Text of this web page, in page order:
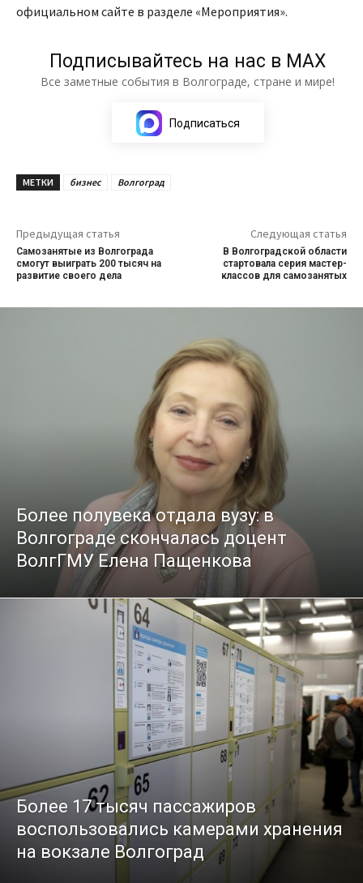
официальном сайте в разделе «Мероприятия».
Подписывайтесь на нас в МАХ
Все заметные события в Волгограде, стране и мире!
Подписаться
МЕТКИ бизнес Волгоград
Предыдущая статья
Самозанятые из Волгограда
смогут выиграть 200 тысяч на
развитие своего дела
Следующая статья
В Волгоградской области
стартовала серия мастер-
классов для самозанятых
Более полувека отдала вузу: в
Волгограде скончалась доцент
ВолгГМУ Елена Пащенкова
Более 17 тысяч пассажиров
воспользовались камерами хранения
на вокзале Волгоград